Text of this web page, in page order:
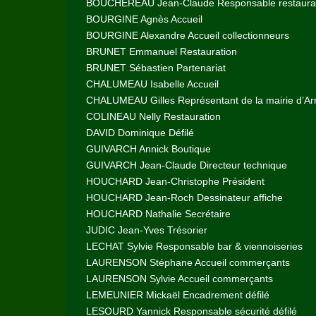
BOUCHEREAU Jean-Claude Responsable
BOURGINE Agnès Accueil
BOURGINE Alexandre Accueil collectionneurs
BRUNET Emmanuel Restauration
BRUNET Sébastien Partenariat
CHALUMEAU Isabelle Accueil
CHALUMEAU Gilles Représentant de la mairie
COLINEAU Nelly Restauration
DAVID Dominique Défilé
GUIVARCH Annick Boutique
GUIVARCH Jean-Claude Directeur technique
HOUCHARD Jean-Christophe Président
HOUCHARD Jean-Roch Dessinateur affiche
HOUCHARD Nathalie Secrétaire
JUDIC Jean-Yves Trésorier
LECHAT Sylvie Responsable bar & viennoiseries
LAURENSON Stéphane Accueil commerçants
LAURENSON Sylvie Accueil commerçants
LEMEUNIER Mickaël Encadrement défilé
LESOURD Yannick Responsable sécurité défilé